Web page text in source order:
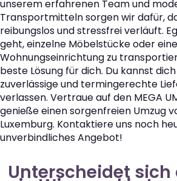
unserem erfahrenen Team und
Transportmitteln sorgen wir dafür,
reibungslos und stressfrei verläuft.
geht, einzelne Möbelstücke oder
Wohnungseinrichtung zu
beste Lösung für dich. Du kannst
zuverlässige und termingerechte
verlassen. Vertraue auf den MEGA
genieße einen sorgenfreien Umzug
Luxemburg. Kontaktiere uns noch
unverbindliches Angebot!
Unterscheidet sich